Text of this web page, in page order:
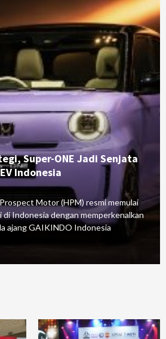
Super-ONE Jadi Senjata
Indonesia
Motor (HPM) resmi memulai
Indonesia dengan memperkenalkan
ajang GAIKINDO Indonesia